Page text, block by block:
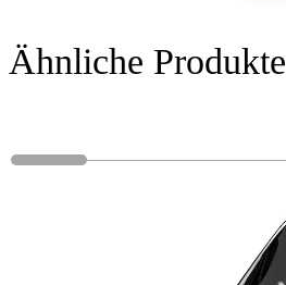
Ähnliche Produkte